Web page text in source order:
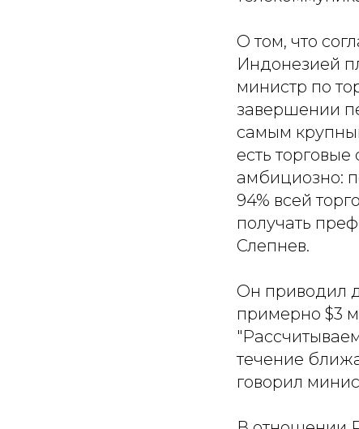
О том, что
Индонезией
министр по
завершении
самым
есть
амбициозно:
94% всей
получать
Слепнев.
Он приводил
примерно $3
течение
говорил